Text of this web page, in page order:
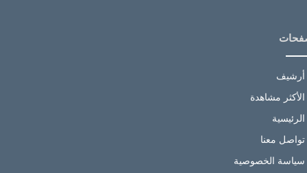
أرشيف
الأكثر مشاهدة
الرئيسية
تواصل معنا
سياسة الخصوصية